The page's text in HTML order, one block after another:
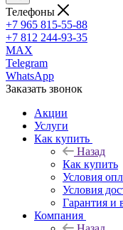
Телефоны
+7 965 815-55-88
+7 812 244-93-35
MAX
Telegram
WhatsApp
Заказать звонок
Акции
Услуги
Как купить
Назад
Как купить
Условия
Условия
Гарантия и
Компания